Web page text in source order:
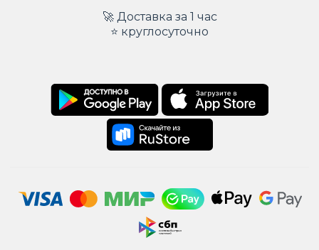
🚀 Доставка за 1 час
⭐ круглосуточно